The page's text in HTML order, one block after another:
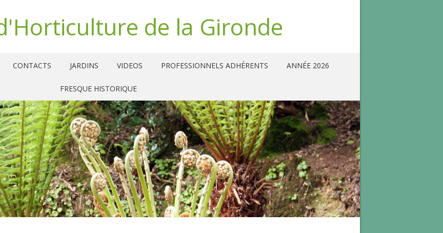
de la Gironde
CONTACTS JARDINS VIDEOS PROFESSIONNELS ADHÉRENTS ANNÉE 2026
FRESQUE HISTORIQUE